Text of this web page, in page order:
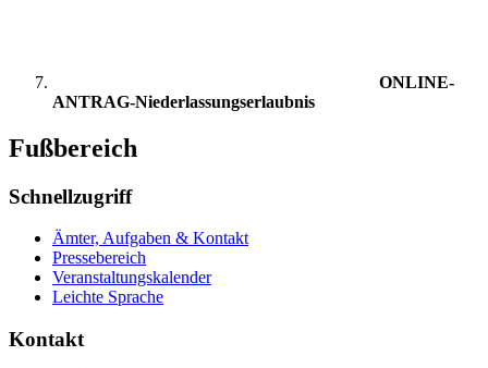
ONLINE-
ANTRAG-Niederlassungserlaubnis
Fußbereich
Schnellzugriff
Ämter, Aufgaben & Kontakt
Pressebereich
Veranstaltungskalender
Leichte Sprache
Kontakt